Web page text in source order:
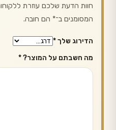
חוות הדעת שלכם עוזרת
המסומנים ב־* הם חובה.
הדירוג שלך*
מה חשבתם על המוצר?*